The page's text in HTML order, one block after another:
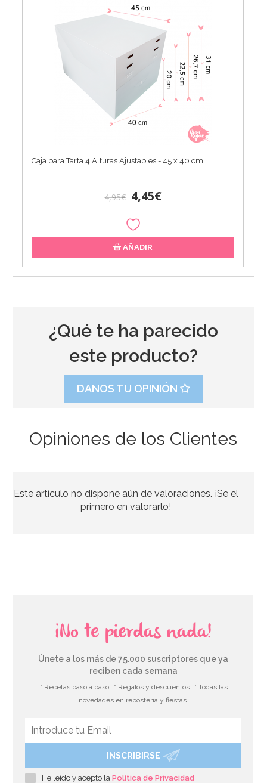
Caja para Tarta 4 Alturas Ajustables - 45 x 40 cm
4,95€ 4,45€
AÑADIR
37,95€ 33,39€
¿Qué te ha parecido
este producto?
DANOS TU OPINIÓN
Opiniones de los Clientes
Este artículo no dispone aún de valoraciones. ¡Se el
primero en valorarlo!
¡No te pierdas nada!
Únete a los más de 75.000 suscriptores que ya
reciben cada semana
* Recetas paso a paso * Regalos y descuentos
* Todas las
novedades en repostería y fiestas
INSCRIBIRSE
He leído y acepto laPolítica de Privacidad